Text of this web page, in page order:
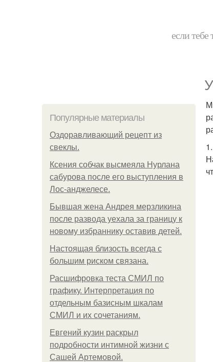
если
Популярные материалы
Оздоравливающий рецепт из
свеклы.
Ксения собчак высмеяла Нурлана
сабурова после его выступления в
Лос-анджелесе.
Бывшая жена Андрея мерзликина
после развода уехала за границу к
новому избраннику оставив детей.
Hacтоящая близость всегда с
большим риском связана.
Расшифровка теста СМИЛ по
графику. Интерпретация по
отдельным базисным шкалам
СМИЛ и их сочетаниям.
Евгений кузин раскрыл
подробности интимной жизни с
Сашей Артемовой.